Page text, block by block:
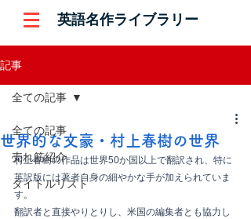
英語名作ライブラリー
記事
全ての記事
売れ筋紹介
タイトルリスト
全ての記事
世界的な文豪・村上春樹の世界
村上春樹の作品は世界50か国以上で翻訳され、特に
英訳版には著者自身の細やかな手が加えられていま
す。
翻訳者と直接やりとりし、米国の編集者とも協力し